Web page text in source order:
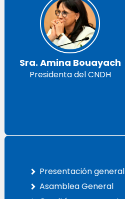
Sra. Amina Bouayach
Presidenta del CNDH
Presentación general
Asamblea General